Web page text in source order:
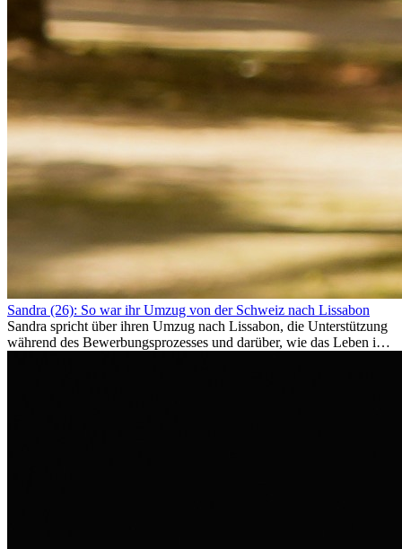
Sandra (26): So war ihr Umzug von der Schweiz nach Lissabon
Sandra spricht über ihren Umzug nach Lissabon, die Unterstützung
während des Bewerbungsprozesses und darüber, wie das Leben im